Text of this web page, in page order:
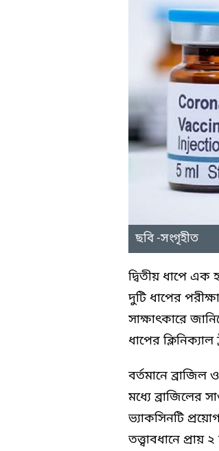
ছবি -সংগৃহীত
দ্বিতীয় ধাপে এক
দুটি ধাপের
সাক্ষাৎকারে
ধাপের
বর্তমানে ব্রাজিল
মধ্যে ব্রাজিলের
ভ্যাকসিনটি
তত্ত্বাবধানে